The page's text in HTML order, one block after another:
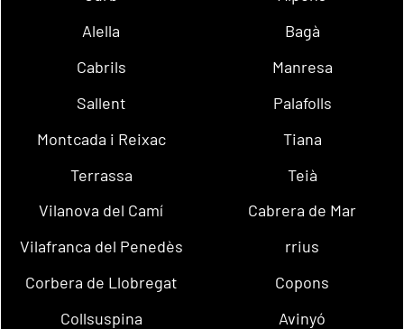
Alella
Bagà
Cabrils
Manresa
Sallent
Palafolls
Montcada i Reixac
Tiana
Terrassa
Teià
Vilanova del Camí
Cabrera de Mar
Vilafranca del Penedès
rrius
Corbera de Llobregat
Copons
Collsuspina
Avinyó